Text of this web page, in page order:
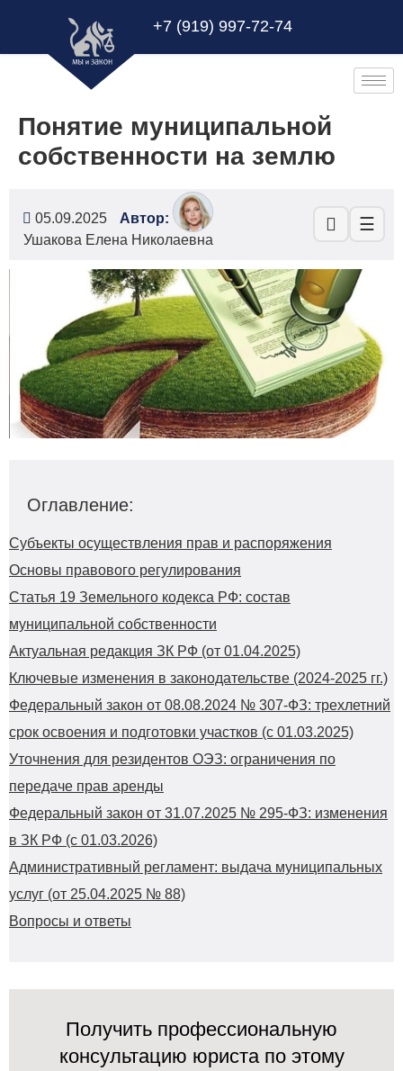
+7 (919) 997-72-74
Понятие муниципальной
собственности на землю
05.09.2025
Автор:
Ушакова Елена Николаевна
☰
Оглавление:
Субъекты осуществления прав и распоряжения
Основы правового регулирования
Статья 19 Земельного кодекса РФ: состав
муниципальной собственности
Актуальная редакция ЗК РФ (от 01.04.2025)
Ключевые изменения в законодательстве (2024-2025 гг.)
Федеральный закон от 08.08.2024 № 307-ФЗ: трехлетний
срок освоения и подготовки участков (с 01.03.2025)
Уточнения для резидентов ОЭЗ: ограничения по
передаче прав аренды
Федеральный закон от 31.07.2025 № 295-ФЗ: изменения
в ЗК РФ (с 01.03.2026)
Административный регламент: выдача муниципальных
услуг (от 25.04.2025 № 88)
Вопросы и ответы
Получить профессиональную
консультацию юриста по этому